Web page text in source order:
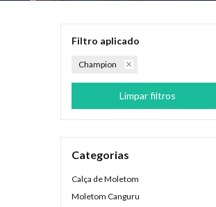
Filtro aplicado
Champion
Limpar filtros
Categorias
Calça de Moletom
Moletom Canguru